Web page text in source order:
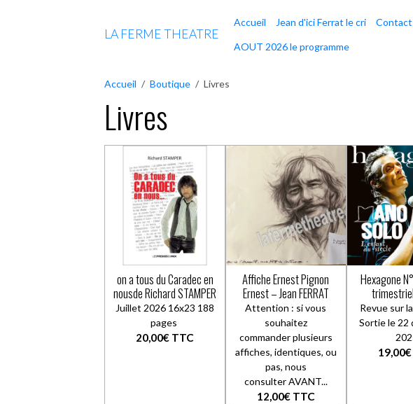
LA FERME THEATRE
Accueil Jean d'ici Ferrat le cri Contact
AOUT 2026 le programme
Accueil Boutique Livres
Livres
on a tous du Caradec en
nousde Richard STAMPER
Juillet 2026 16x23 188
pages
20,00€ TTC
Affiche Ernest Pignon
Ernest – Jean FERRAT
Attention : si vous
souhaitez
commander plusieurs
affiches, identiques, ou
pas, nous
consulter AVANT...
12,00€ TTC
Hexagone
Revue sur
Sortie le 22
19,00€